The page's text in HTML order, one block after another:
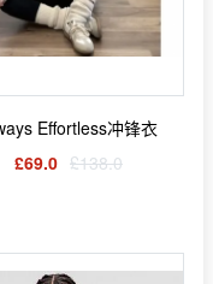
Effortless冲锋衣
£69.0 £138.0